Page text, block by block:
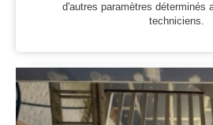
d'autres paramètres déterminés
techniciens.